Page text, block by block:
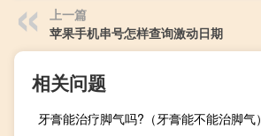
上一篇
苹果手机串号怎样查询激动日期
相关问题
牙膏能治疗脚气吗?（牙膏能不能治脚气）